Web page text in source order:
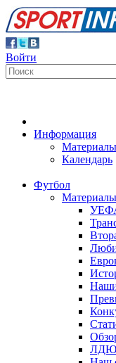
Войти
Информация
Материалы
Календарь
Футбол
Материалы